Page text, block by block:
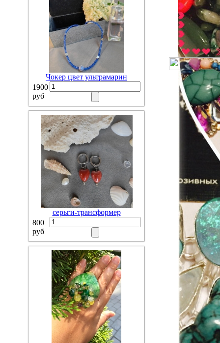
Чокер цвет ультрамарин
1900
руб
серьги-трансформер
800
руб